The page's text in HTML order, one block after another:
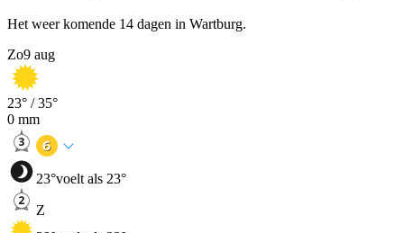
Het weer komende 14 dagen in Wartburg.
Zo9 aug
23° /35°
0 mm
23°voelt als 23°
Z